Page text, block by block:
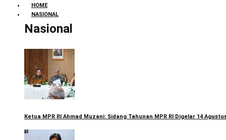
HOME
NASIONAL
Nasional
Ketua MPR RI Ahmad Muzani: Sidang Tahunan MPR RI Digelar 14